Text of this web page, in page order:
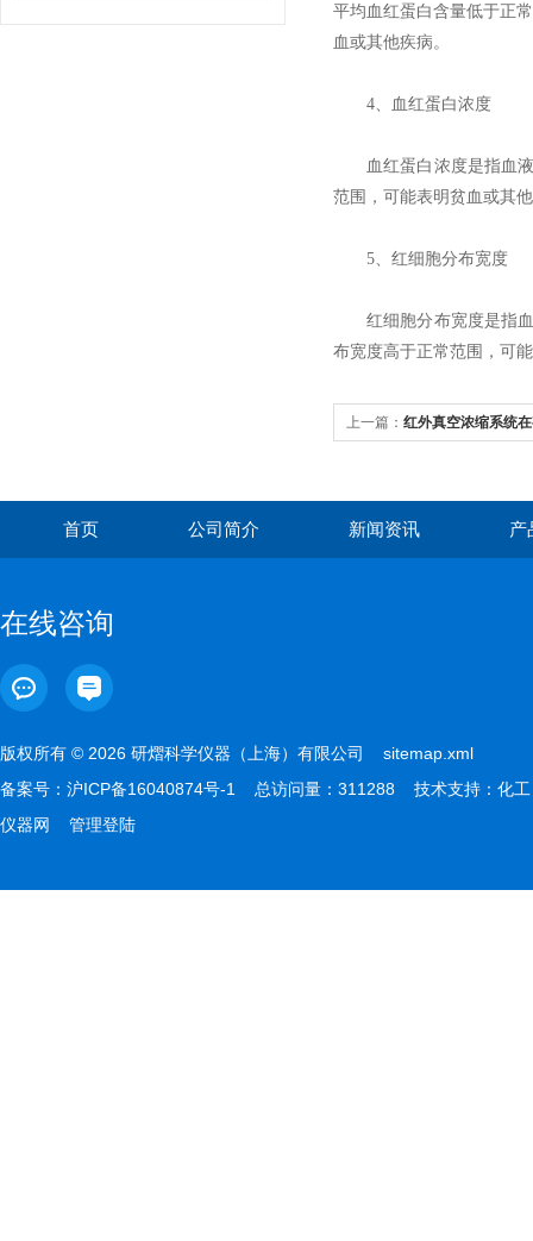
平均血红蛋白含量低于正
血或其他疾病。
4、血红蛋白浓度
血红蛋白浓度是指血液
范围，可能表明贫血或其
5、红细胞分布宽度
红细胞分布宽度是指血
布宽度高于正常范围，可
上一篇： 红外真空浓缩系统
首页 公司简介 新闻资讯 产
在线咨询
版权所有 © 2026 研熠科学仪器（上海）有限公司 sitemap.xml
备案号： 沪ICP备16040874号-1 总访问量：311288 技术支持： 化工
仪器网
管理登陆